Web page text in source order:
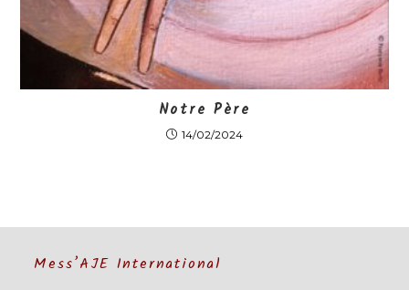
Notre Père
14/02/2024
Mess’AJE International